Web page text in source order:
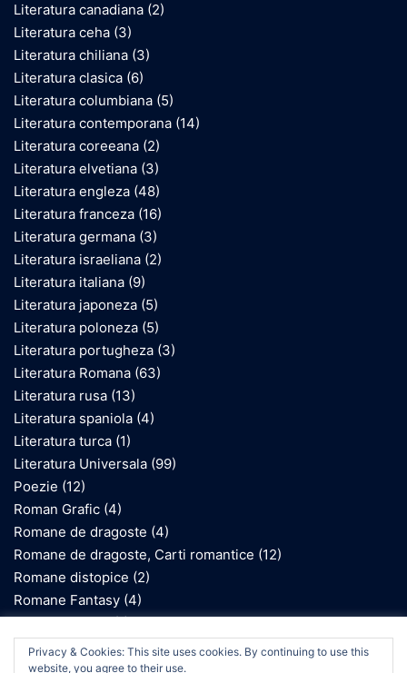
Literatura canadiana (2)
Literatura ceha (3)
Literatura chiliana (3)
Literatura clasica (6)
Literatura columbiana (5)
Literatura contemporana (14)
Literatura coreeana (2)
Literatura elvetiana (3)
Literatura engleza (48)
Literatura franceza (16)
Literatura germana (3)
Literatura israeliana (2)
Literatura italiana (9)
Literatura japoneza (5)
Literatura poloneza (5)
Literatura portugheza (3)
Literatura Romana (63)
Literatura rusa (13)
Literatura spaniola (4)
Literatura turca (1)
Literatura Universala (99)
Poezie (12)
Roman Grafic (4)
Romane de dragoste (4)
Romane de dragoste, Carti romantice (12)
Romane distopice (2)
Romane Fantasy (4)
Romane gotice (1)
Romane inspirate de Holocaust (10)
Romane istorice (1)
We use cookies on our website to give you the most
relevant experience by remembering your preferences
Privacy & Cookies: This site uses cookies. By continuing to use this
website, you agree to their use.